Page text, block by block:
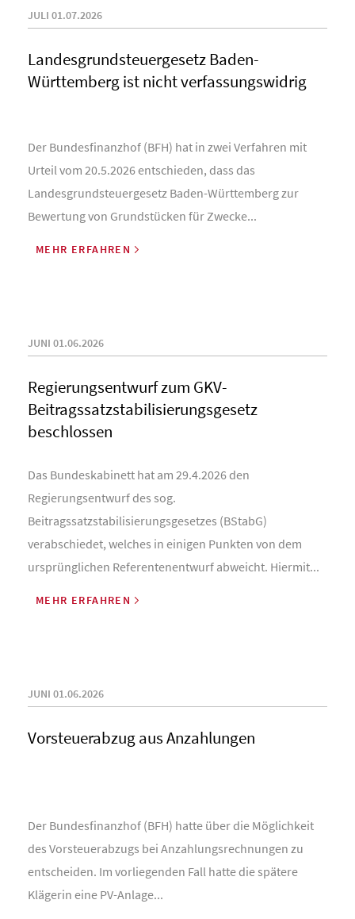
JULI 01.07.2026
Landesgrundsteuergesetz Baden-
Württemberg ist nicht verfassungswidrig
Der Bundesfinanzhof (BFH) hat in zwei Verfahren mit
Urteil vom 20.5.2026 entschieden, dass das
Landesgrundsteuergesetz Baden-Württemberg zur
Bewertung von Grundstücken für Zwecke...
MEHR ERFAHREN
JUNI 01.06.2026
Regierungsentwurf zum GKV-
Beitragssatzstabilisierungsgesetz
beschlossen
Das Bundeskabinett hat am 29.4.2026 den
Regierungsentwurf des sog.
Beitragssatzstabilisierungsgesetzes (BStabG)
verabschiedet, welches in einigen Punkten von dem
ursprünglichen Referentenentwurf abweicht. Hiermit...
MEHR ERFAHREN
JUNI 01.06.2026
Vorsteuerabzug aus Anzahlungen
Der Bundesfinanzhof (BFH) hatte über die Möglichkeit
des Vorsteuerabzugs bei Anzahlungsrechnungen zu
entscheiden. Im vorliegenden Fall hatte die spätere
Klägerin eine PV-Anlage...